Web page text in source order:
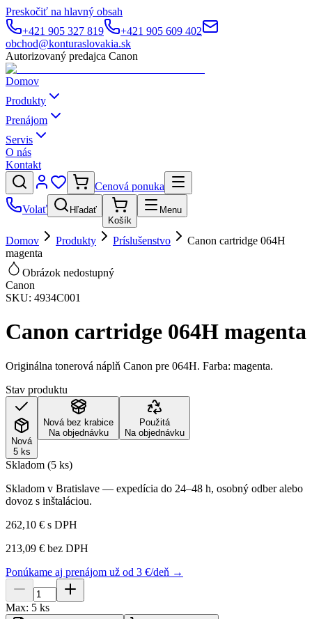
Preskočiť na hlavný obsah
+421 905 327 819
+421 905 609 402
obchod@konturaslovakia.sk
Autorizovaný predajca Canon
Domov
Produkty
Prenájom
Servis
O nás
Kontakt
Cenová ponuka
Volať
Hľadať
Košík
Menu
Domov Produkty Príslušenstvo
Canon cartridge 064H
magenta
Obrázok nedostupný
Canon
SKU: 4934C001
Canon cartridge 064H magenta
Originálna tonerová náplň Canon pre 064H. Farba: magenta.
Stav produktu
Nová
5 ks
Nová bez krabice
Na objednávku
Použitá
Na objednávku
Skladom (5 ks)
Skladom v Bratislave — expedícia do 24–48 h, osobný odber alebo
dovoz s inštaláciou.
262,10 € s DPH
213,09 € bez DPH
Ponúkame aj prenájom už od 3 €/deň →
Max: 5 ks